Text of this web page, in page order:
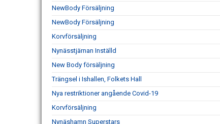
NewBody Försäljning
NewBody Försäljning
Korvförsäljning
Nynässtjärnan Inställd
New Body försäljning
Trängsel i Ishallen, Folkets Hall
Nya restriktioner angående Covid-19
Korvförsäljning
Nynäshamn Superstars